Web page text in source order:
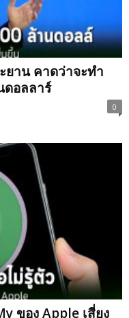
ยาน คาดว่าจะทำ
ดอลลาร์
0
ของ Apple เสี่ยง